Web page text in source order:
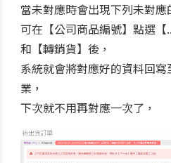
當未對應時會出現下列未對應
可在【公司商品編號】點選【
和【轉銷貨】後，
系統就會將對應好的資料回
業，
下次就不用再對應一次了，